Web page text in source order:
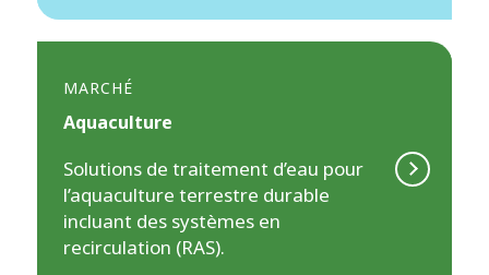
MARCHÉ
Aquaculture
Solutions de traitement d’eau pour
l’aquaculture terrestre durable
incluant des systèmes en
recirculation (RAS).